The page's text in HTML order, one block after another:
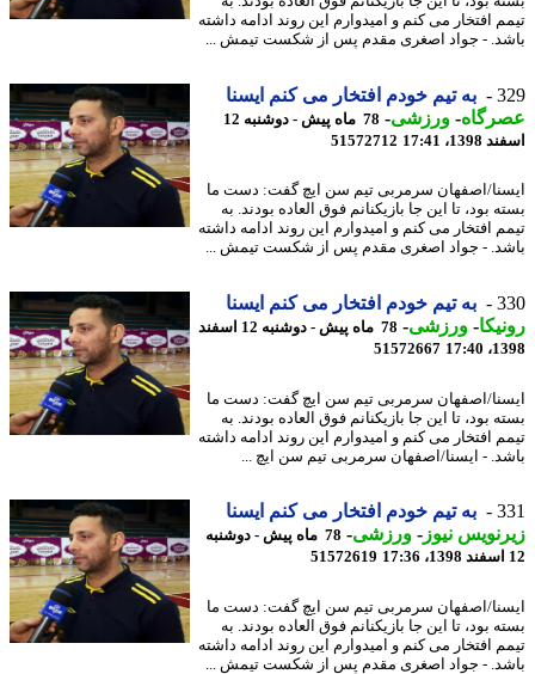
افتخار می کنم و امیدوارم این روند ادامه داشته
- جواد اصغری مقدم پس از شکست تیمش ...
به تیم خودم افتخار می کنم ایسنا
-ورزشی-
78 ماه پیش - دوشنبه 12
17:41
51572712
اصفهان سرمربی تیم سن ایچ گفت: دست ما
بود، تا این جا بازیکنانم فوق العاده بودند. به
افتخار می کنم و امیدوارم این روند ادامه داشته
- جواد اصغری مقدم پس از شکست تیمش ...
به تیم خودم افتخار می کنم ایسنا
-ورزشی-
78 ماه پیش - دوشنبه 12 اسفند
51572667
اصفهان سرمربی تیم سن ایچ گفت: دست ما
بود، تا این جا بازیکنانم فوق العاده بودند. به
افتخار می کنم و امیدوارم این روند ادامه داشته
- ایسنا/اصفهان سرمربی تیم سن ایچ ...
به تیم خودم افتخار می کنم ایسنا
نیوز-ورزشی-
78 ماه پیش - دوشنبه
51572619
اصفهان سرمربی تیم سن ایچ گفت: دست ما
بود، تا این جا بازیکنانم فوق العاده بودند. به
افتخار می کنم و امیدوارم این روند ادامه داشته
- جواد اصغری مقدم پس از شکست تیمش ...